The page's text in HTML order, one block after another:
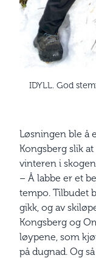
IDYLL. God
Løsningen ble å
Kongsberg slik
vinteren i
– Å labbe er et
tempo. Tilbudet
gikk, og av
Kongsberg og
løypene, som
på dugnad. Og